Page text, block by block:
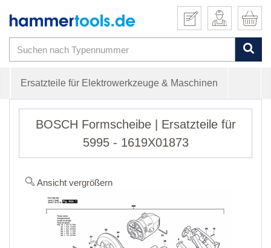
Ersatzteile für Elektrowerkzeuge & Maschinen
BOSCH Formscheibe | Ersatzteile für
5995 - 1619X01873
Ansicht vergrößern